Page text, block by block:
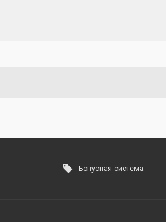
Бонусная система